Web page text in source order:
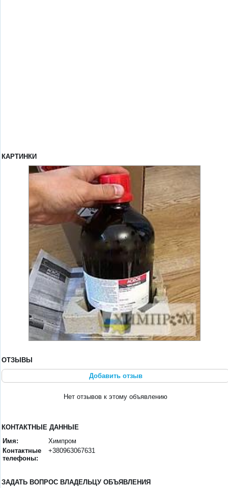
КАРТИНКИ
ОТЗЫВЫ
Добавить отзыв
Нет отзывов к этому объявлению
КОНТАКТНЫЕ ДАННЫЕ
Имя:
Химпром
Контактные
телефоны:
+380963067631
ЗАДАТЬ ВОПРОС ВЛАДЕЛЬЦУ ОБЪЯВЛЕНИЯ